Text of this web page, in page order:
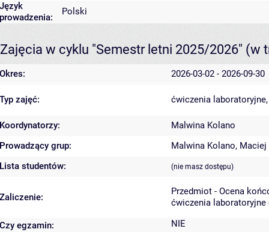
Język
prowadzenia:
Polski
Zajęcia w cyklu "Semestr letni 2025/2026" (w
Okres: 2026-03-02 - 2026-09-30
Typ zajęć: ćwiczenia
Koordynatorzy:
Malwina Kolano
Prowadzący grup:
Malwina Kolano, Maciej
Lista studentów:
(nie masz dostępu)
Zaliczenie:
Przedmiot - Ocena
ćwiczenia laboratoryjne
Czy egzamin:
NIE